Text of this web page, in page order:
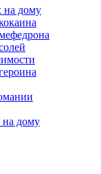
на дому
на дому